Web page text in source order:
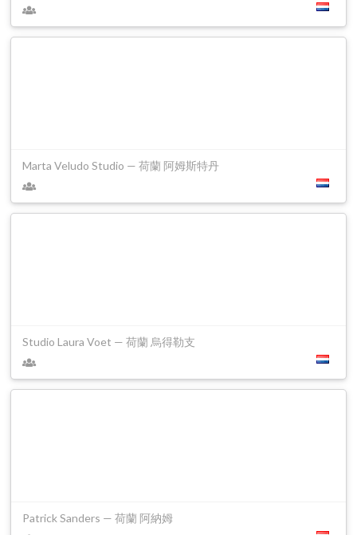
Marta Veludo Studio — 荷蘭 阿姆斯特丹
Studio Laura Voet — 荷蘭 烏得勒支
Patrick Sanders — 荷蘭 阿納姆